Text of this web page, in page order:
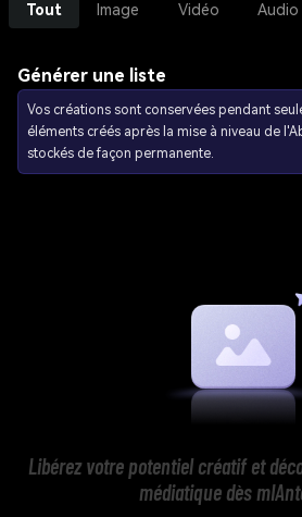
Tout Image Vidéo Audio
Générer une liste
Vos créations sont conservées pendant
éléments créés après la mise à niveau de
stockés de façon permanente.
Libérez votre potentiel créatif et
médiatique dès